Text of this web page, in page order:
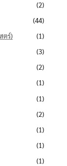
(2)
(44)
ตร์)
(1)
(3)
(2)
(1)
(1)
(2)
(1)
(1)
(1)